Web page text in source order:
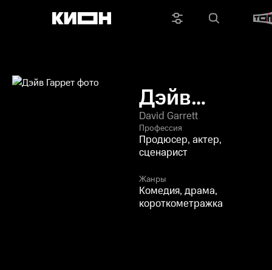
Дэйв
Гаррет
David Garrett
Профессия
Продюсер, актер,
сценарист
Жанры
Комедия, драма,
короткометражка